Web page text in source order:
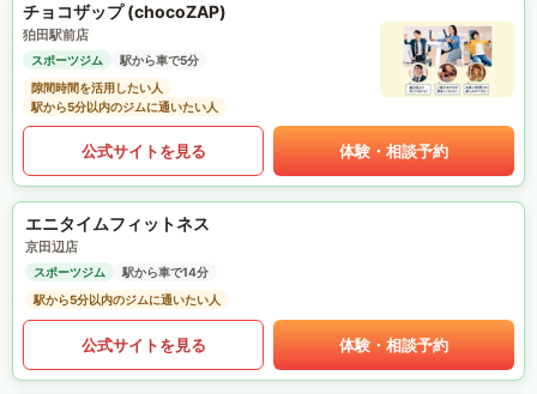
チョコザップ (chocoZAP)
狛田駅前店
スポーツジム
駅から車で5分
隙間時間を活用したい人
駅から5分以内のジムに通いたい人
公式サイトを見る 体験・相談予約
エニタイムフィットネス
京田辺店
スポーツジム
駅から車で14分
駅から5分以内のジムに通いたい人
公式サイトを見る 体験・相談予約